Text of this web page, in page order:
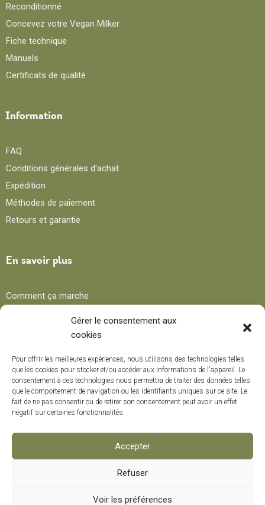
Gérer le consentement aux
cookies
Pour offrir les meilleures expériences, nous utilisons des technologies telles
que les cookies pour stocker et/ou accéder aux informations de l'appareil. Le
consentement à ces technologies nous permettra de traiter des données telles
que le comportement de navigation ou les identifiants uniques sur ce site. Le
fait de ne pas consentir ou de retirer son consentement peut avoir un effet
négatif sur certaines fonctionnalités.
Accepter
Refuser
Voir les préférences
Reconditionné
Concevez votre Vegan Milker
Fiche technique
Manuels
Certificats de qualité
Information
FAQ
Conditions générales d'achat
Expédition
Méthodes de paiement
Retours et garantie
En savoir plus
Comment ça marche
Blog
Recettes
Trucs et conseils